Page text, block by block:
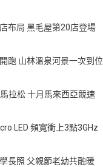
布局 黑毛屋第20店登場
跑 山林溫泉河景一次到位
拉松 十月馬來西亞競速
LED 頻寬衝上3點3GHz
長照 父親節老幼共融暖